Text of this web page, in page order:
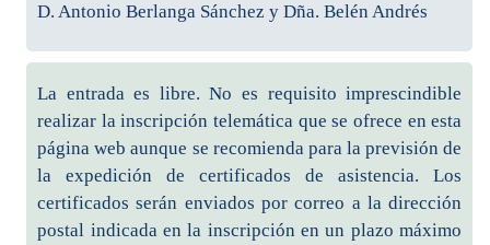
D. Antonio Berlanga Sánchez y Dña. Belén Andrés
La entrada es libre. No es requisito imprescindible
realizar la inscripción telemática que se ofrece en esta
página web aunque se recomienda para la previsión de
la expedición de certificados de asistencia. Los
certificados serán enviados por correo a la dirección
postal indicada en la inscripción en un plazo máximo